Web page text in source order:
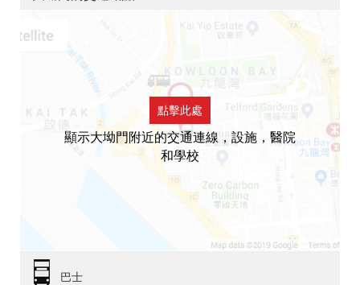
點擊此處
顯示大坳門附近的交通連線，設施，醫院
和學校
巴士